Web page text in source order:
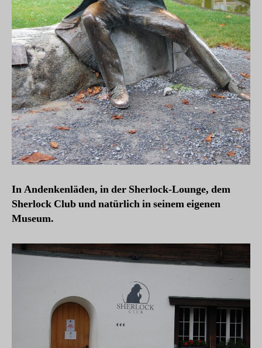
In Andenkenläden, in der Sherlock-Lounge, dem
Sherlock Club und natürlich in seinem eigenen
Museum.